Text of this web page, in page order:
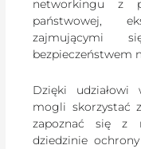
networkingu z
państwowej,
zajmującymi
bezpieczeństwem
Dzięki udziałowi
mogli skorzystać
zapoznać się z
dziedzinie